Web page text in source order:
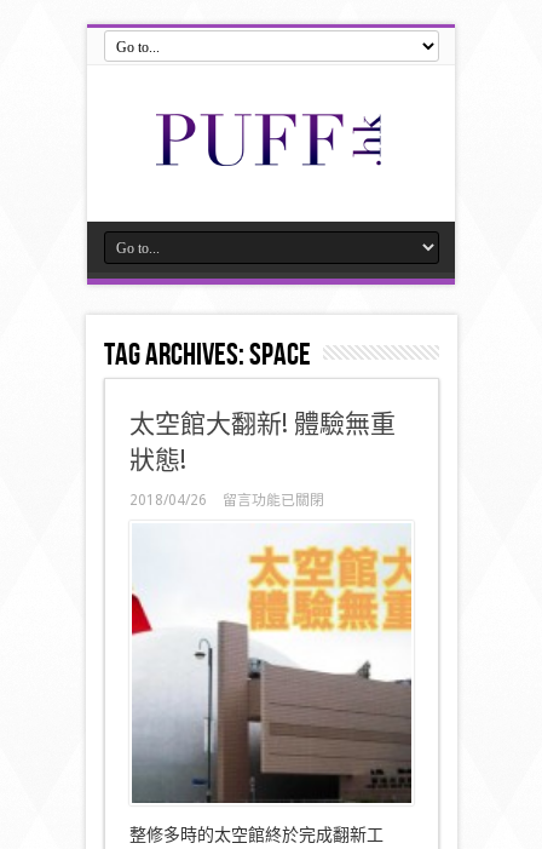
Tag Archives:space
太空館大翻新! 體驗無重
狀態!
2018/04/26
在
新!
態!〉
留言功能已關閉
整修多時的太空館終於完成翻新工